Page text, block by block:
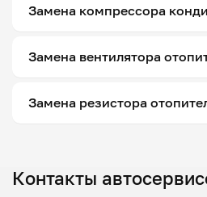
Замена компрессора
Замена вентилятора
Замена резистора
Контакты